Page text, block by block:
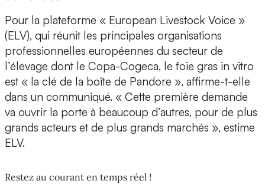
Pour la plateforme « European Livestock Voice »
(ELV), qui réunit les principales organisations
professionnelles européennes du secteur de
l’élevage dont le Copa-Cogeca, le foie gras in vitro
est « la clé de la boîte de Pandore », affirme-t-elle
dans un communiqué. « Cette première demande
va ouvrir la porte à beaucoup d’autres, pour de plus
grands acteurs et de plus grands marchés », estime
ELV.
Restez au courant en temps réel !